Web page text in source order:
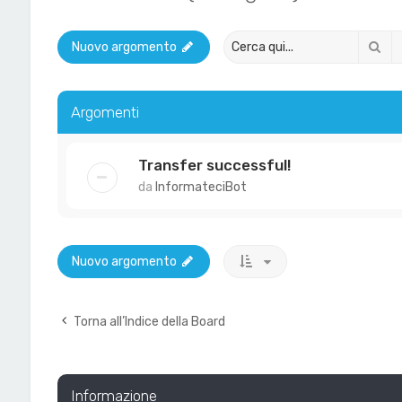
Nuovo argomento
Argomenti
Transfer successful!
da InformateciBot
Nuovo argomento
Torna all’Indice della Board
Informazione